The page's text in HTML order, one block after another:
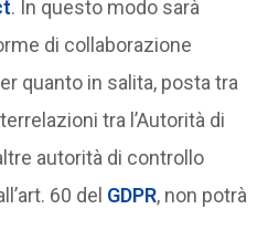
. In questo modo sarà
di collaborazione
quanto in salita, posta tra
tra l’Autorità di
autorità di controllo
60 del GDPR, non potrà